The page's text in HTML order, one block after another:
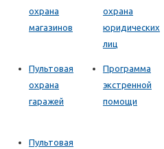
охрана
магазинов
охрана
юридических
лиц
Пультовая
охрана
гаражей
Программа
экстренной
помощи
Пультовая